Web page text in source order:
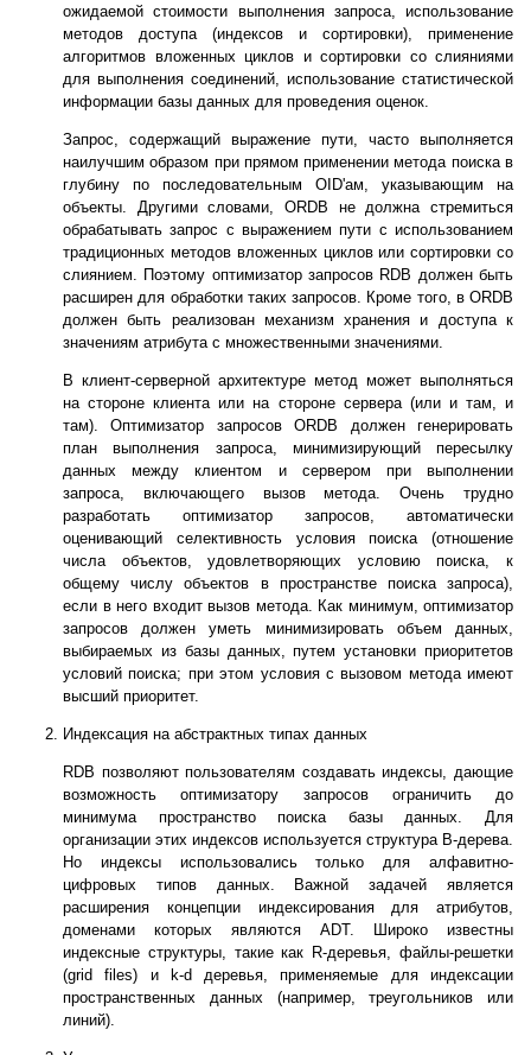
ожидаемой стоимости выполнения запроса, использование
методов доступа (индексов и сортировки), применение
алгоритмов вложенных циклов и сортировки со слияниями
для выполнения соединений, использование статистической
информации базы данных для проведения оценок.
Запрос, содержащий выражение пути, часто выполняется
наилучшим образом при прямом применении метода поиска в
глубину по последовательным OID'ам, указывающим на
объекты. Другими словами, ORDB не должна стремиться
обрабатывать запрос с выражением пути с использованием
традиционных методов вложенных циклов или сортировки со
слиянием. Поэтому оптимизатор запросов RDB должен быть
расширен для обработки таких запросов. Кроме того, в ORDB
должен быть реализован механизм хранения и доступа к
значениям атрибута с множественными значениями.
В клиент-серверной архитектуре метод может выполняться
на стороне клиента или на стороне сервера (или и там, и
там). Оптимизатор запросов ORDB должен генерировать
план выполнения запроса, минимизирующий пересылку
данных между клиентом и сервером при выполнении
запроса, включающего вызов метода. Очень трудно
разработать оптимизатор запросов, автоматически
оценивающий селективность условия поиска (отношение
числа объектов, удовлетворяющих условию поиска, к
общему числу объектов в пространстве поиска запроса),
если в него входит вызов метода. Как минимум, оптимизатор
запросов должен уметь минимизировать объем данных,
выбираемых из базы данных, путем установки приоритетов
условий поиска; при этом условия с вызовом метода имеют
высший приоритет.
Индексация на абстрактных типах данных
RDB позволяют пользователям создавать индексы, дающие
возможность оптимизатору запросов ограничить до
минимума пространство поиска базы данных. Для
организации этих индексов используется структура B-дерева.
Но индексы использовались только для алфавитно-
цифровых типов данных. Важной задачей является
расширения концепции индексирования для атрибутов,
доменами которых являются ADT. Широко известны
индексные структуры, такие как R-деревья, файлы-решетки
(grid files) и k-d деревья, применяемые для индексации
пространственных данных (например, треугольников или
линий).